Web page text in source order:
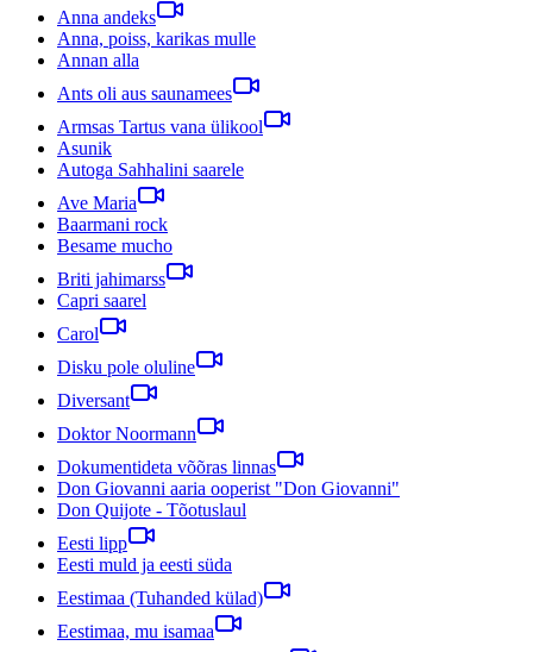
Anna andeks
Anna, poiss, karikas mulle
Annan alla
Ants oli aus saunamees
Armsas Tartus vana ülikool
Asunik
Autoga Sahhalini saarele
Ave Maria
Baarmani rock
Besame mucho
Briti jahimarss
Capri saarel
Carol
Disku pole oluline
Diversant
Doktor Noormann
Dokumentideta võõras linnas
Don Giovanni aaria ooperist "Don Giovanni"
Don Quijote - Tõotuslaul
Eesti lipp
Eesti muld ja eesti süda
Eestimaa (Tuhanded külad)
Eestimaa, mu isamaa